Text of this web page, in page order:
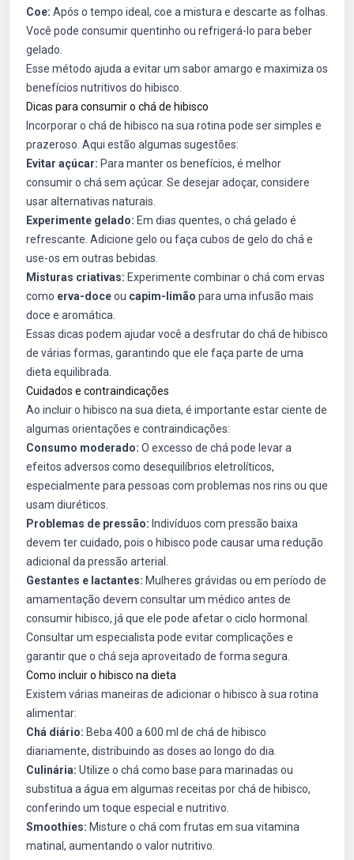
Coe: Após o tempo ideal, coe a mistura e descarte as folhas.
Você pode consumir quentinho ou refrigerá-lo para beber
gelado.
Esse método ajuda a evitar um sabor amargo e maximiza os
benefícios nutritivos do hibisco.
Dicas para consumir o chá de hibisco
Incorporar o chá de hibisco na sua rotina pode ser simples e
prazeroso. Aqui estão algumas sugestões:
Evitar açúcar: Para manter os benefícios, é melhor
consumir o chá sem açúcar. Se desejar adoçar, considere
usar alternativas naturais.
Experimente gelado: Em dias quentes, o chá gelado é
refrescante. Adicione gelo ou faça cubos de gelo do chá e
use-os em outras bebidas.
Misturas criativas: Experimente combinar o chá com ervas
como erva-doceou capim-limão para uma infusão mais
doce e aromática.
Essas dicas podem ajudar você a desfrutar do chá de hibisco
de várias formas, garantindo que ele faça parte de uma
dieta equilibrada.
Cuidados e contraindicações
Ao incluir o hibisco na sua dieta, é importante estar ciente de
algumas orientações e contraindicações:
Consumo moderado: O excesso de chá pode levar a
efeitos adversos como desequilíbrios eletrolíticos,
especialmente para pessoas com problemas nos rins ou que
usam diuréticos.
Problemas de pressão: Indivíduos com pressão baixa
devem ter cuidado, pois o hibisco pode causar uma redução
adicional da pressão arterial.
Gestantes e lactantes: Mulheres grávidas ou em período de
amamentação devem consultar um médico antes de
consumir hibisco, já que ele pode afetar o ciclo hormonal.
Consultar um especialista pode evitar complicações e
garantir que o chá seja aproveitado de forma segura.
Como incluir o hibisco na dieta
Existem várias maneiras de adicionar o hibisco à sua rotina
alimentar:
Chá diário: Beba 400 a 600 ml de chá de hibisco
diariamente, distribuindo as doses ao longo do dia.
Culinária: Utilize o chá como base para marinadas ou
substitua a água em algumas receitas por chá de hibisco,
conferindo um toque especial e nutritivo.
Smoothies: Misture o chá com frutas em sua vitamina
matinal, aumentando o valor nutritivo.